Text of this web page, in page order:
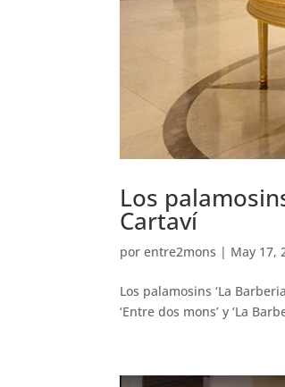
Los
Cartaví
porentre2mons | May 17,
Los palamosins ‘La
‘Entre dos mons’ y ‘La